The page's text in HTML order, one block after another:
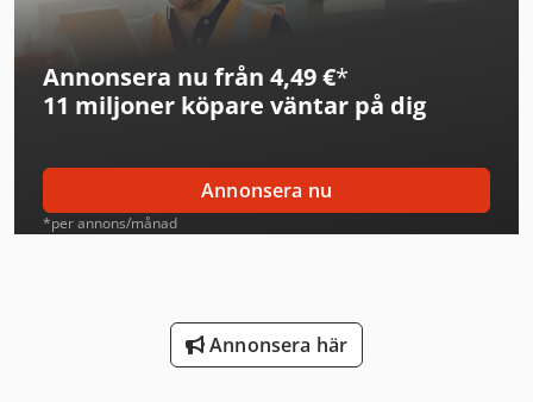
Linde Reachstacker
Magni Teleskoplastare
Man Tipper
Mann Hummel Filter
Mercedes Benz Tipper
Schneider Controller
Screen Imagesetter
Annonsera nu från 4,49 €*
11 miljoner köpare väntar på dig
Annonsera nu
*per annons/månad
Annonsera här